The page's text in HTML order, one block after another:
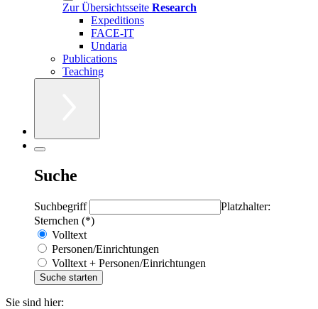
Zur Übersichtsseite Research
Expeditions
FACE-IT
Undaria
Publications
Teaching
Suche
Suchbegriff
Platzhalter:
Sternchen (*)
Volltext
Personen/Einrichtungen
Volltext + Personen/Einrichtungen
Sie sind hier: